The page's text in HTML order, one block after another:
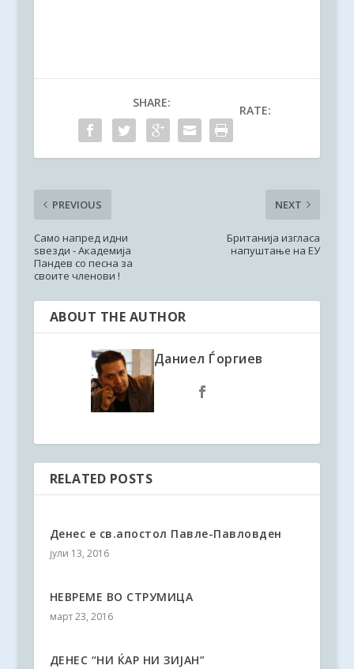
SHARE: RATE:
PREVIOUS
Само напред идни
ѕвезди - Академија
Пандев со песна за
своите членови !
NEXT
Британија изгласа
напуштање на ЕУ
ABOUT THE AUTHOR
Даниел Ѓоргиев
RELATED POSTS
Денес е св.апостол Павле-Павловден
јули 13, 2016
НЕВРЕМЕ ВО СТРУМИЦА
март 23, 2016
ДЕНЕС “НИ ЌАР НИ ЗИЈАН”